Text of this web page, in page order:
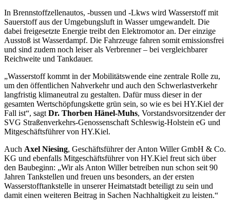
In Brennstoffzellenautos, -bussen und -Lkws wird Wasserstoff mit
Sauerstoff aus der Umgebungsluft in Wasser umgewandelt. Die
dabei freigesetzte Energie treibt den Elektromotor an. Der einzige
Ausstoß ist Wasserdampf. Die Fahrzeuge fahren somit emissionsfrei
und sind zudem noch leiser als Verbrenner – bei vergleichbarer
Reichweite und Tankdauer.
„Wasserstoff kommt in der Mobilitätswende eine zentrale Rolle zu,
um den öffentlichen Nahverkehr und auch den Schwerlastverkehr
langfristig klimaneutral zu gestalten. Dafür muss dieser in der
gesamten Wertschöpfungskette grün sein, so wie es bei HY.Kiel der
Fall ist“, sagt Dr. Thorben Hänel-Muhs, Vorstandsvorsitzender der
SVG Straßenverkehrs-Genossenschaft Schleswig-Holstein eG und
Mitgeschäftsführer von HY.Kiel.
Auch Axel Niesing, Geschäftsführer der Anton Willer GmbH & Co.
KG und ebenfalls Mitgeschäftsführer von HY.Kiel freut sich über
den Baubeginn: „Wir als Anton Willer betreiben nun schon seit 90
Jahren Tankstellen und freuen uns besonders, an der ersten
Wasserstofftankstelle in unserer Heimatstadt beteiligt zu sein und
damit einen weiteren Beitrag in Sachen Nachhaltigkeit zu leisten.“